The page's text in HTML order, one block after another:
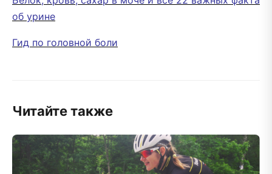
об урине
Гид по головной боли
Читайте также